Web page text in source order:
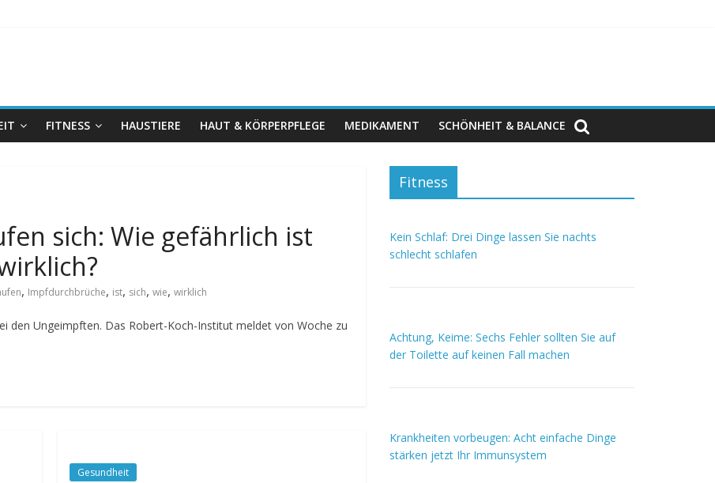
FITNESS HAUSTIERE HAUT & KÖRPERPFLEGE MEDIKAMENT SCHÖNHEIT & BALANCE
sich: Wie gefährlich ist
, Impfdurchbrüche, ist, sich, wie, wirklich
den Ungeimpften. Das Robert-Koch-Institut meldet von Woche zu
Gesundheit
Fitness
Kein Schlaf: Drei Dinge lassen Sie nachts
schlecht schlafen
Achtung, Keime: Sechs Fehler sollten Sie auf
der Toilette auf keinen Fall machen
Krankheiten vorbeugen: Acht einfache Dinge
stärken jetzt Ihr Immunsystem